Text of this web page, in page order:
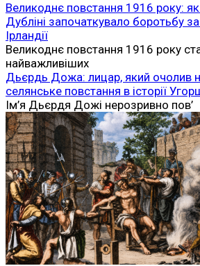
Великоднє повстання 1916 року:
Дубліні започаткувало боротьбу
Ірландії
Великоднє повстання 1916 року
найважливіших
Дьєрдь Дожа: лицар, який очолив
селянське повстання в історії
Ім’я Дьєрдя Дожі нерозривно пов’